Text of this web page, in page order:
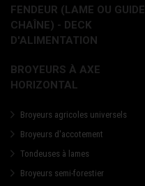
FENDEUR (LAME OU GUIDE
CHAÎNE) - DECK
D'ALIMENTATION
BROYEURS À AXE
HORIZONTAL
Broyeurs agricoles universels
Broyeurs d'accotement
Tondeuses à lames
Broyeurs semi-forestier